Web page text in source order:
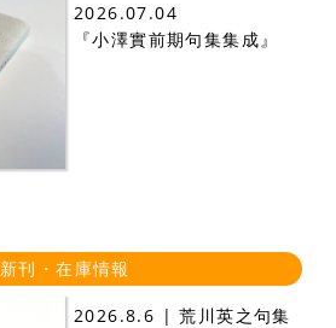
2026.07.04
『小澤實前期句集集成』
新刊・在庫情報
2026.8.6 | 荒川英之句集